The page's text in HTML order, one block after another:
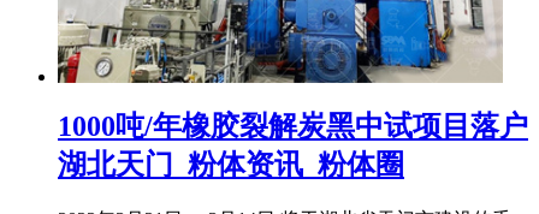
1000吨/年橡胶裂解炭黑中试项目落户
湖北天门_粉体资讯_粉体圈